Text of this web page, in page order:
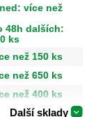
více než
48h dalších:
ks
než 150 ks
než 650 ks
než 400 ks
Další sklady